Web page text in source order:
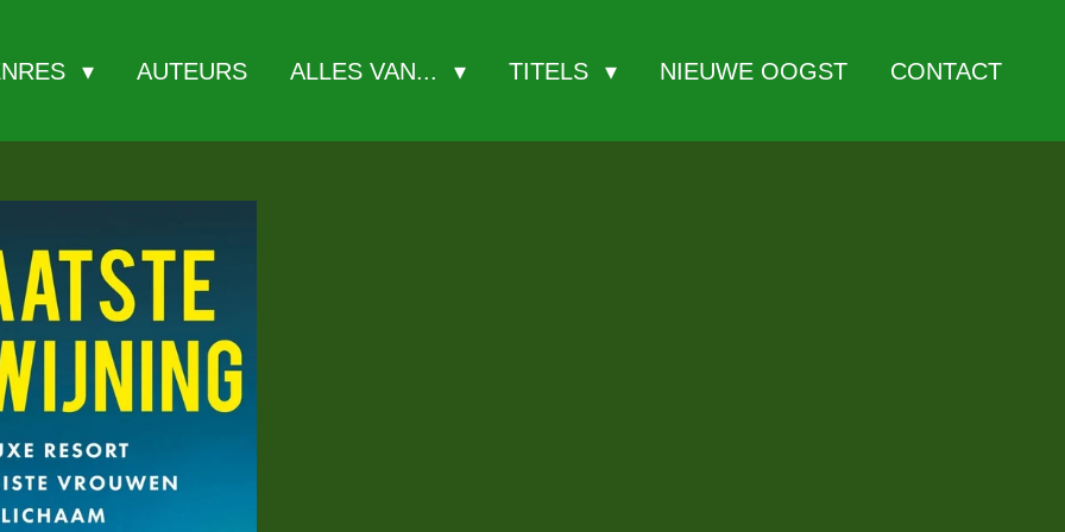
AUTEURS ALLES VAN... TITELS NIEUWE OOGST CONTACT